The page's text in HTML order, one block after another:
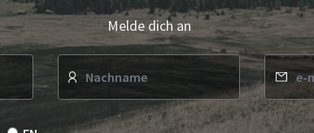
Melde dich an
s